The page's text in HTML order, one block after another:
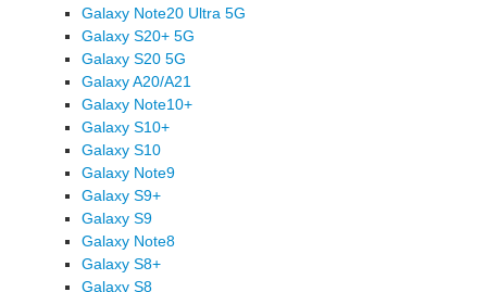
Galaxy Note20 Ultra 5G
Galaxy S20+ 5G
Galaxy S20 5G
Galaxy A20/A21
Galaxy Note10+
Galaxy S10+
Galaxy S10
Galaxy Note9
Galaxy S9+
Galaxy S9
Galaxy Note8
Galaxy S8+
Galaxy S8